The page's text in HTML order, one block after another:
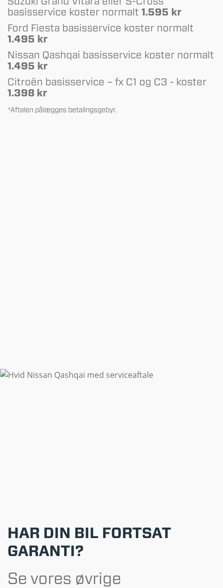
basisservice koster normalt 1.595 kr
Ford Fiesta basisservice koster normalt
1.495 kr
Nissan Qashqai basisservice koster normalt
1.495 kr
Citroën basisservice – fx C1 og C3 - koster
1.398 kr
*Aftalen pålægges betalingsgebyr.
HAR DIN BIL FORTSAT
GARANTI?
Se vores øvrige